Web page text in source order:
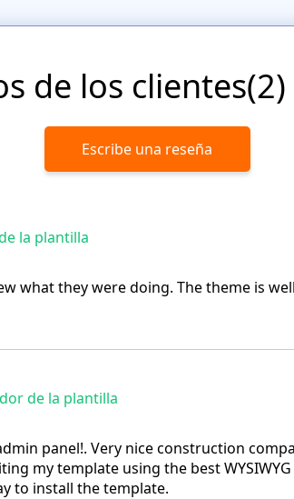
de los clientes(2)
Escribe una reseña
la plantilla
what they were doing. The theme is
de la plantilla
panel!. Very nice construction
my template using the best
to install the template.